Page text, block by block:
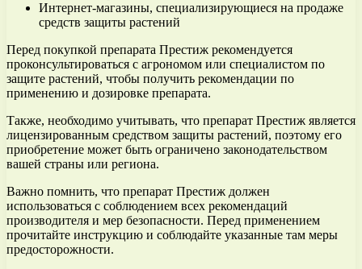
Интернет-магазины, специализирующиеся на продаже
средств защиты растений
Перед покупкой препарата Престиж рекомендуется
проконсультироваться с агрономом или специалистом по
защите растений, чтобы получить рекомендации по
применению и дозировке препарата.
Также, необходимо учитывать, что препарат Престиж является
лицензированным средством защиты растений, поэтому его
приобретение может быть ограничено законодательством
вашей страны или региона.
Важно помнить, что препарат Престиж должен
использоваться с соблюдением всех рекомендаций
производителя и мер безопасности. Перед применением
прочитайте инструкцию и соблюдайте указанные там меры
предосторожности.